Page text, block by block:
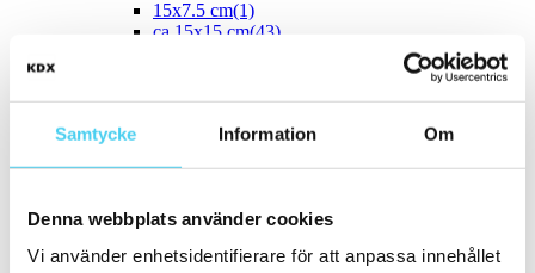
Samtycke Information Om
Denna webbplats använder cookies
Vi använder enhetsidentifierare för att anpassa innehållet
15x7.5 cm(1)
ca 15x15 cm(43)
15x45 cm(1)
ca 20x20 cm(22)
20x20 cm
(22)
20x5 cm(2)